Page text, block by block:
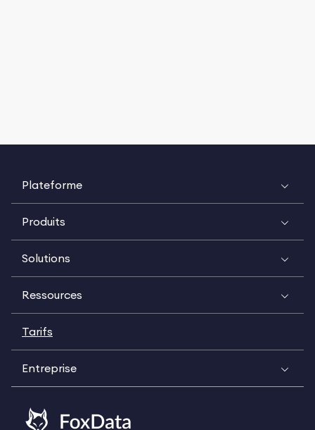
Plateforme
Produits
Solutions
Ressources
Tarifs
Entreprise